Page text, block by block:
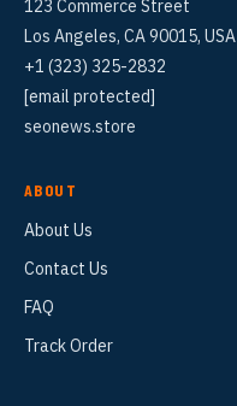
123 Commerce Street
Los Angeles, CA 90015, USA
+1 (323) 325-2832
[email protected]
seonews.store
ABOUT
About Us
Contact Us
FAQ
Track Order